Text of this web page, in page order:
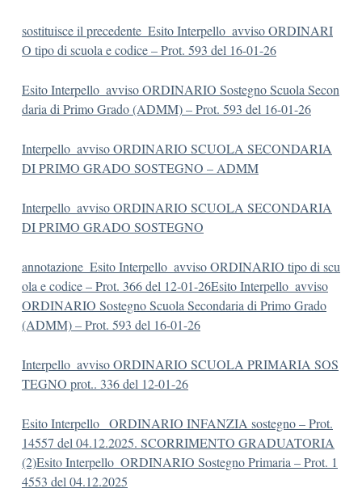
sostituisce il precedente_Esito Interpello_avviso ORDINARI
O tipo di scuola e codice – Prot. 593 del 16-01-26
Esito Interpello_avviso ORDINARIO Sostegno Scuola Secon
daria di Primo Grado (ADMM) – Prot. 593 del 16-01-26
Interpello_avviso ORDINARIO SCUOLA SECONDARIA
DI PRIMO GRADO SOSTEGNO – ADMM
Interpello_avviso ORDINARIO SCUOLA SECONDARIA
DI PRIMO GRADO SOSTEGNO
annotazione_Esito Interpello_avviso ORDINARIO tipo di scu
ola e codice – Prot. 366 del 12-01-26Esito Interpello_avviso
ORDINARIO Sostegno Scuola Secondaria di Primo Grado
(ADMM) – Prot. 593 del 16-01-26
Interpello_avviso ORDINARIO SCUOLA PRIMARIA SOS
TEGNO prot.. 336 del 12-01-26
Esito Interpello_ ORDINARIO INFANZIA sostegno – Prot.
14557 del 04.12.2025. SCORRIMENTO GRADUATORIA
(2)Esito Interpello_ORDINARIO Sostegno Primaria – Prot. 1
4553 del 04.12.2025